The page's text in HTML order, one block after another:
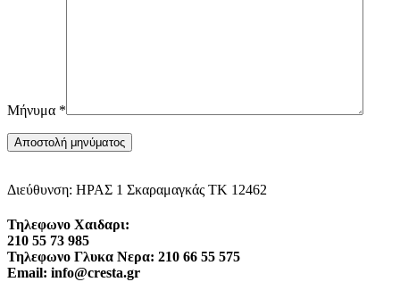
Μήνυμα *
Διεύθυνση: ΗΡΑΣ 1 Σκαραμαγκάς ΤΚ 12462
Τηλεφωνο Χαιδαρι:
210 55 73 985
Τηλεφωνο Γλυκα Νερα: 210 66 55 575
Email: info@cresta.gr